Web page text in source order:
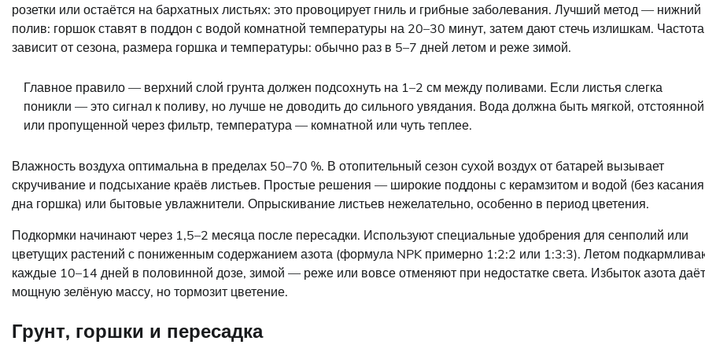
розетки или остаётся на бархатных листьях: это провоцирует гниль и грибные заболевания. Лучший метод — нижний
полив: горшок ставят в поддон с водой комнатной температуры на 20–30 минут, затем дают стечь излишкам. Частота
зависит от сезона, размера горшка и температуры: обычно раз в 5–7 дней летом и реже зимой.
Главное правило — верхний слой грунта должен подсохнуть на 1–2 см между поливами. Если листья слегка
поникли — это сигнал к поливу, но лучше не доводить до сильного увядания. Вода должна быть мягкой, отстоянной
или пропущенной через фильтр, температура — комнатной или чуть теплее.
Влажность воздуха оптимальна в пределах 50–70 %. В отопительный сезон сухой воздух от батарей вызывает
скручивание и подсыхание краёв листьев. Простые решения — широкие поддоны с керамзитом и водой (без касания
дна горшка) или бытовые увлажнители. Опрыскивание листьев нежелательно, особенно в период цветения.
Подкормки начинают через 1,5–2 месяца после пересадки. Используют специальные удобрения для сенполий или
цветущих растений с пониженным содержанием азота (формула NPK примерно 1:2:2 или 1:3:3). Летом
каждые 10–14 дней в половинной дозе, зимой — реже или вовсе отменяют при недостатке света. Избыток азота даёт
мощную зелёную массу, но тормозит цветение.
Грунт, горшки и пересадка